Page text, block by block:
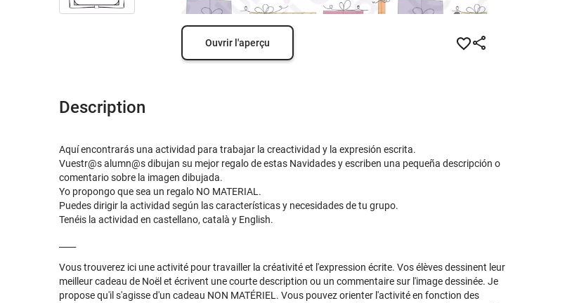
Ouvrir l'aperçu
Description
Aquí encontrarás una actividad para trabajar la creactividad y la expresión escrita.
Vuestr@s alumn@s dibujan su mejor regalo de estas Navidades y escriben una pequeña descripción o
comentario sobre la imagen dibujada.
Yo propongo que sea un regalo NO MATERIAL.
Puedes dirigir la actividad según las características y necesidades de tu grupo.
Tenéis la actividad en castellano, català y English.
Vous trouverez ici une activité pour travailler la créativité et l'expression écrite. Vos élèves dessinent leur
meilleur cadeau de Noël et écrivent une courte description ou un commentaire sur l'image dessinée. Je
propose qu'il s'agisse d'un cadeau NON MATÉRIEL. Vous pouvez orienter l'activité en fonction des